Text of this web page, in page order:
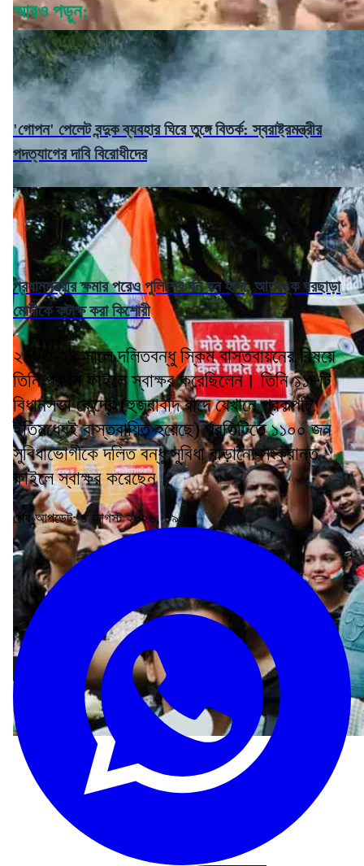
আরও পড়ুন:
'গোপন' পেলেট বন্দুক ব্যবহার ঘিরে তুঙ্গে বিতর্ক: স্বরাষ্ট্রমন্ত্রীর
পদত্যাগের দাবি বিরোধীদের
প্রধানমন্ত্রীর ক্ষমার পরেও পুলিশের ঘন ঘন হানা, আতঙ্কে ঘরছাড়া
মোদীকে কটাক্ষ করা কিশোরী
২০২৩-২৪ সালে দলিতবন্ধু স্কিম বাস্তবায়নের বিষয়ে
তিনি প্রথম ফাইলে স্বাক্ষর করেছিলেন। তিনি ১১৮টি
বিধানসভা কেন্দ্রে (হুজুরাবাদ বাদে যেখানে প্রকল্পটি
ইতিমধ্যেই বাস্তবায়িত হয়েছে) প্রতিটিতে ১১০০ জন
সুবিধাভোগীকে দলিত বন্ধু সুবিধা বাড়ানো সংক্রান্ত
ফাইলে স্বাক্ষর করেছেন।
শেষ আপডেট: ৪ আগস্ট ২০২৬, ০৯:৪৭